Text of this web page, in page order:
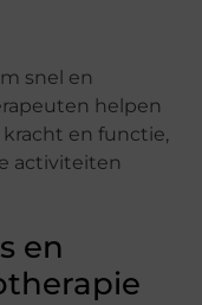
snel en
helpen
en functie,
activiteiten
en